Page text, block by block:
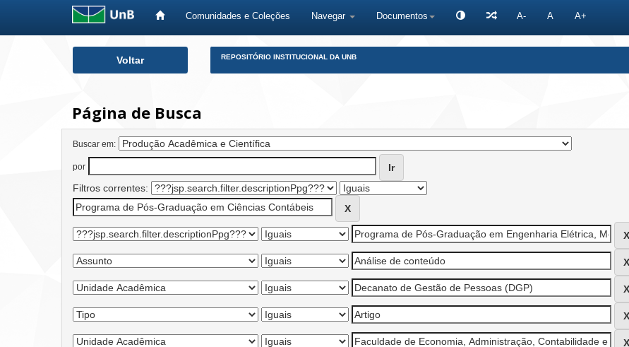
Comunidades e Coleções Navegar Documentos A- A A+
Voltar REPOSITÓRIO INSTITUCIONAL DA UNB
Página de Busca
Buscar em:
por
Filtros correntes: